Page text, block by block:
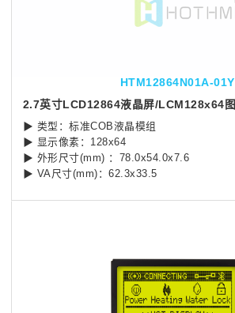
HTM12864N01A-01Y
▶ 类型：标准COB液晶模组
▶ 显示像素：128x64
▶ 外形尺寸(mm) ：78.0x54.0x7.6
▶ VA尺寸(mm)：62.3x33.5